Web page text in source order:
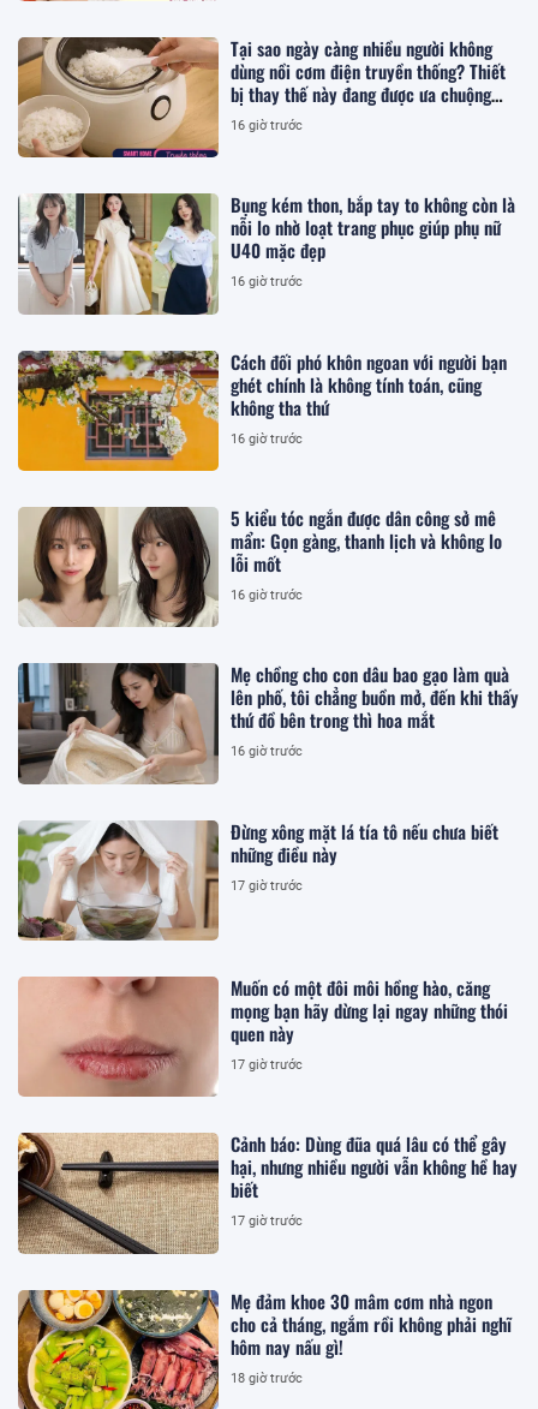
Tại sao ngày càng nhiều người không
dùng nồi cơm điện truyền thống? Thiết
bị thay thế này đang được ưa chuộng
hơn
16 giờ trước
Bụng kém thon, bắp tay to không còn là
nỗi lo nhờ loạt trang phục giúp phụ nữ
U40 mặc đẹp
16 giờ trước
Cách đối phó khôn ngoan với người bạn
ghét chính là không tính toán, cũng
không tha thứ
16 giờ trước
5 kiểu tóc ngắn được dân công sở mê
mẩn: Gọn gàng, thanh lịch và không lo
lỗi mốt
16 giờ trước
Mẹ chồng cho con dâu bao gạo làm quà
lên phố, tôi chẳng buồn mở, đến khi thấy
thứ đồ bên trong thì hoa mắt
16 giờ trước
Đừng xông mặt lá tía tô nếu chưa biết
những điều này
17 giờ trước
Muốn có một đôi môi hồng hào, căng
mọng bạn hãy dừng lại ngay những thói
quen này
17 giờ trước
Cảnh báo: Dùng đũa quá lâu có thể gây
hại, nhưng nhiều người vẫn không hề hay
biết
17 giờ trước
Mẹ đảm khoe 30 mâm cơm nhà ngon
cho cả tháng, ngắm rồi không phải nghĩ
hôm nay nấu gì!
18 giờ trước